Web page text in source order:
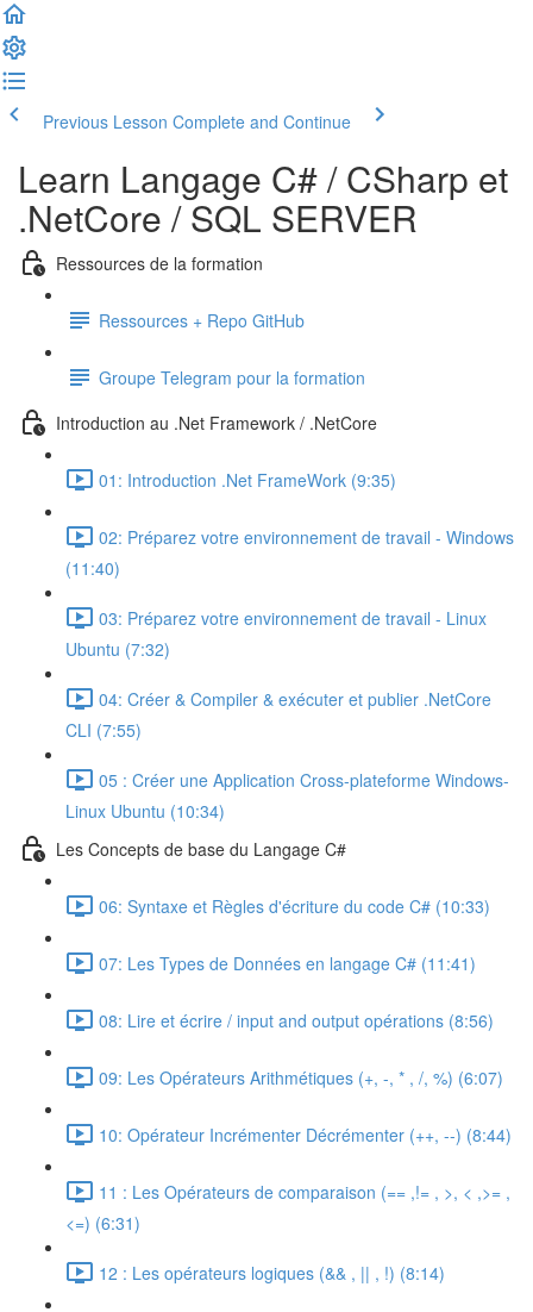
Previous Lesson Complete and Continue
Learn Langage C# / CSharp et
.NetCore / SQL SERVER
Ressources de la formation
Ressources + Repo GitHub
Groupe Telegram pour la formation
Introduction au .Net Framework / .NetCore
01: Introduction .Net FrameWork (9:35)
02: Préparez votre environnement de travail - Windows
(11:40)
03: Préparez votre environnement de travail - Linux
Ubuntu (7:32)
04: Créer & Compiler & exécuter et publier .NetCore
CLI (7:55)
05 : Créer une Application Cross-plateforme Windows-
Linux Ubuntu (10:34)
Les Concepts de base du Langage C#
06: Syntaxe et Règles d'écriture du code C# (10:33)
07: Les Types de Données en langage C# (11:41)
08: Lire et écrire / input and output opérations (8:56)
09: Les Opérateurs Arithmétiques (+, -, * , /, %) (6:07)
10: Opérateur Incrémenter Décrémenter (++, --) (8:44)
11 : Les Opérateurs de comparaison (== ,!= , >, < ,>= ,
<=) (6:31)
12 : Les opérateurs logiques (&& , || , !) (8:14)